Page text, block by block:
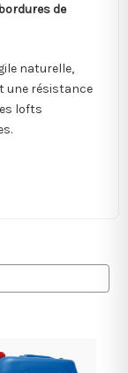
bordures de
naturelle,
une résistance
lofts